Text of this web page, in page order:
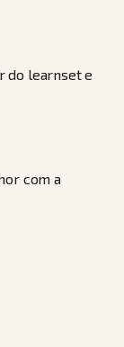
do learnset e
com a